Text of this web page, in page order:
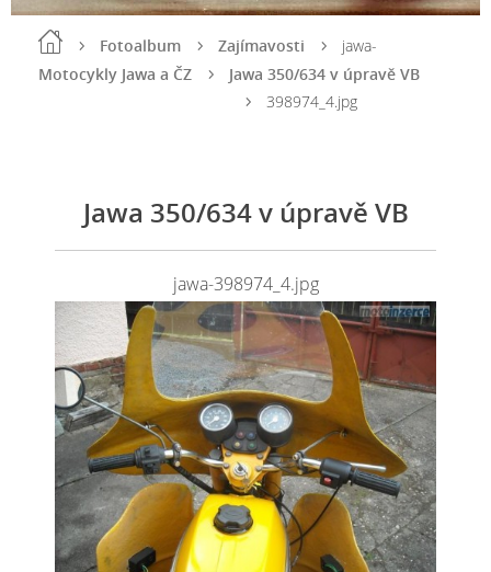
Fotoalbum
Zajímavosti
Motocykly Jawa a ČZ
Jawa 350/634 v úpravě VB
jawa-
398974_4.jpg
Jawa 350/634 v úpravě VB
jawa-398974_4.jpg